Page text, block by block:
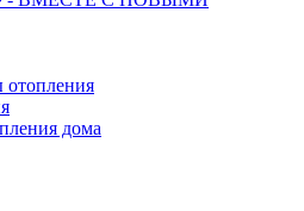
отопления
дома